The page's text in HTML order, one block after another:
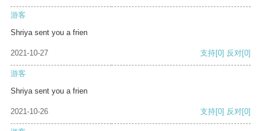
游客
Shriya sent you a frien
2021-10-27 支持[0] 反对[0]
游客
Shriya sent you a frien
2021-10-26 支持[0] 反对[0]